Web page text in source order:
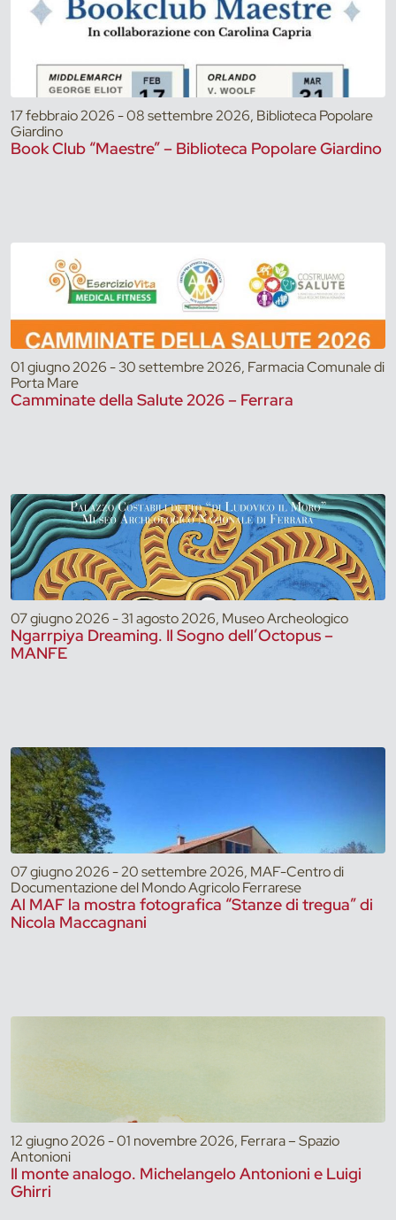
17 febbraio 2026 - 08 settembre 2026, Biblioteca Popolare
Giardino
Book Club “Maestre” – Biblioteca Popolare Giardino
01 giugno 2026 - 30 settembre 2026, Farmacia Comunale di
Porta Mare
Camminate della Salute 2026 – Ferrara
07 giugno 2026 - 31 agosto 2026, Museo Archeologico
Ngarrpiya Dreaming. Il Sogno dell’Octopus –
MANFE
07 giugno 2026 - 20 settembre 2026, MAF-Centro di
Documentazione del Mondo Agricolo Ferrarese
Al MAF la mostra fotografica “Stanze di tregua” di
Nicola Maccagnani
12 giugno 2026 - 01 novembre 2026, Ferrara – Spazio
Antonioni
Il monte analogo. Michelangelo Antonioni e Luigi
Ghirri